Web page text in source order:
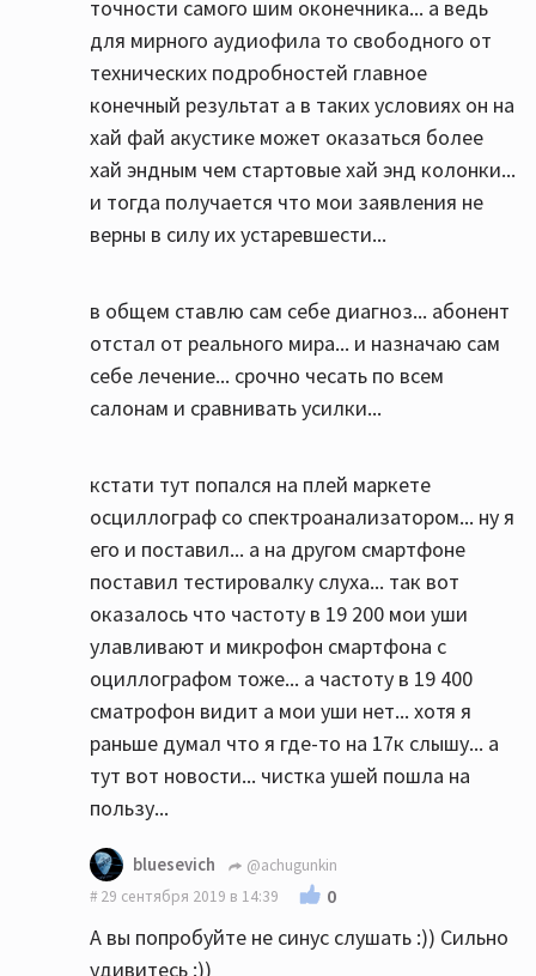
точности самого шим оконечника... а ведь
для мирного аудиофила то свободного от
технических подробностей главное
конечный результат а в таких условиях он на
хай фай акустике может оказаться более
хай эндным чем стартовые хай энд колонки...
и тогда получается что мои заявления не
верны в силу их устаревшести...
в общем ставлю сам себе диагноз... абонент
отстал от реального мира... и назначаю сам
себе лечение... срочно чесать по всем
салонам и сравнивать усилки...
кстати тут попался на плей маркете
осциллограф со спектроанализатором... ну я
его и поставил... а на другом смартфоне
поставил тестировалку слуха... так вот
оказалось что частоту в 19 200 мои уши
улавливают и микрофон смартфона с
оциллографом тоже... а частоту в 19 400
сматрофон видит а мои уши нет... хотя я
раньше думал что я где-то на 17к слышу... а
тут вот новости... чистка ушей пошла на
пользу...
bluesevich
@achugunkin
29 сентября 2019 в 14:39
0
А вы попробуйте не синус слушать :)) Сильно
удивитесь :))